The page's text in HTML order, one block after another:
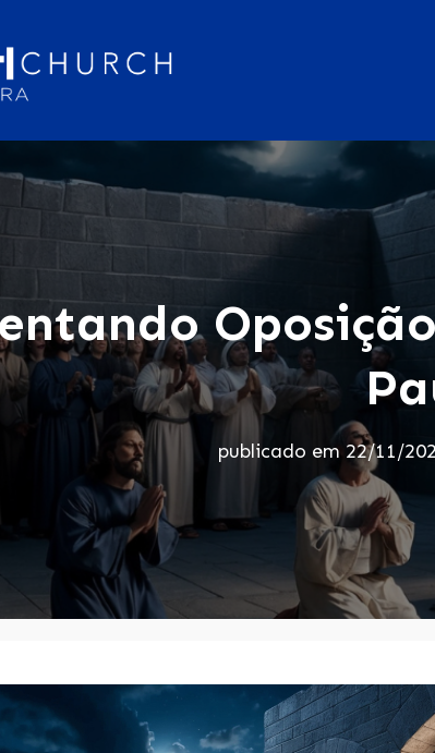
publicado em 22/11/